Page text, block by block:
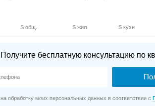
S общ. S жил S кухн
Получите бесплатную консультацию по
на обработку моих персональных данных в соответствии с